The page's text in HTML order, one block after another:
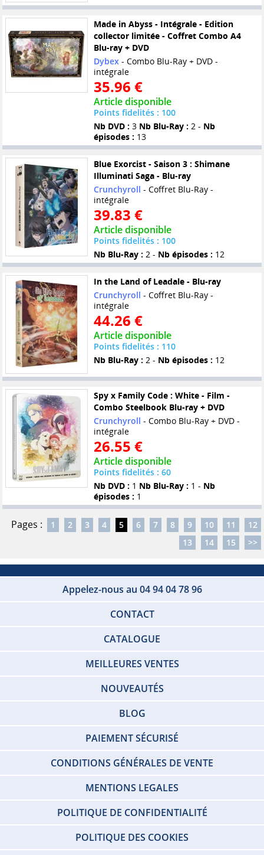
Made in Abyss - Intégrale - Edition
collector limitée - Coffret Combo A4
Blu-ray + DVD
Dybex- Combo Blu-Ray + DVD -
intégrale
35.96 €
Article disponible
Points fidelités : 100
Nb DVD : 3 Nb Blu-Ray : 2 - Nb
épisodes : 13
Blue Exorcist - Saison 3 : Shimane
Illuminati Saga - Blu-ray
Crunchyroll - Coffret Blu-Ray -
intégrale
39.83 €
Article disponible
Points fidelités : 100
Nb Blu-Ray : 2 - Nb épisodes : 12
In the Land of Leadale - Blu-ray
Crunchyroll - Coffret Blu-Ray -
intégrale
44.26 €
Article disponible
Points fidelités : 110
Nb Blu-Ray : 2 - Nb épisodes : 12
Spy x Family Code : White - Film -
Combo Steelbook Blu-ray + DVD
Crunchyroll - Combo Blu-Ray + DVD -
intégrale
26.55 €
Article disponible
Points fidelités : 60
Nb DVD : 1 Nb Blu-Ray : 1 - Nb
épisodes : 1
Pages : 1 2 3 4 5 6 7 8 9 10 11
12
13
14 15 >>
Appelez-nous au 04 94 04 78 96
CONTACT
CATALOGUE
MEILLEURES VENTES
NOUVEAUTÉS
BLOG
PAIEMENT SÉCURISÉ
CONDITIONS GÉNÉRALES DE VENTE
MENTIONS LEGALES
POLITIQUE DE CONFIDENTIALITÉ
POLITIQUE DES COOKIES